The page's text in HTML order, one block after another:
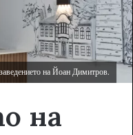
на Йоан Димитров.
на